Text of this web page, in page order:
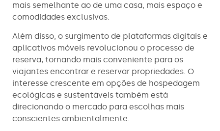
mais semelhante ao de uma casa, mais espaço e
comodidades exclusivas.
Além disso, o surgimento de plataformas digitais e
aplicativos móveis revolucionou o processo de
reserva, tornando mais conveniente para os
viajantes encontrar e reservar propriedades. O
interesse crescente em opções de hospedagem
ecológicas e sustentáveis também está
direcionando o mercado para escolhas mais
conscientes ambientalmente.